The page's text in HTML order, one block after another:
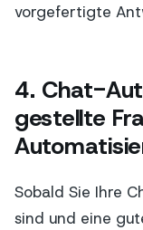
vorgefertigte
4. Chat-
gestellte
Sobald Sie Ihre
sind und eine